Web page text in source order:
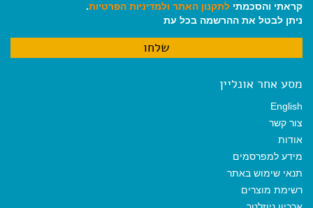
קראתי והסכמתי לתקנון האתר ולמדיניות הפרטיות.
ניתן לבטל את ההרשמה בכל עת
מסע אחר אונליין
English
צור קשר
אודות
מידע למפרסמים
תנאי שימוש באתר
רשימת מוצרים